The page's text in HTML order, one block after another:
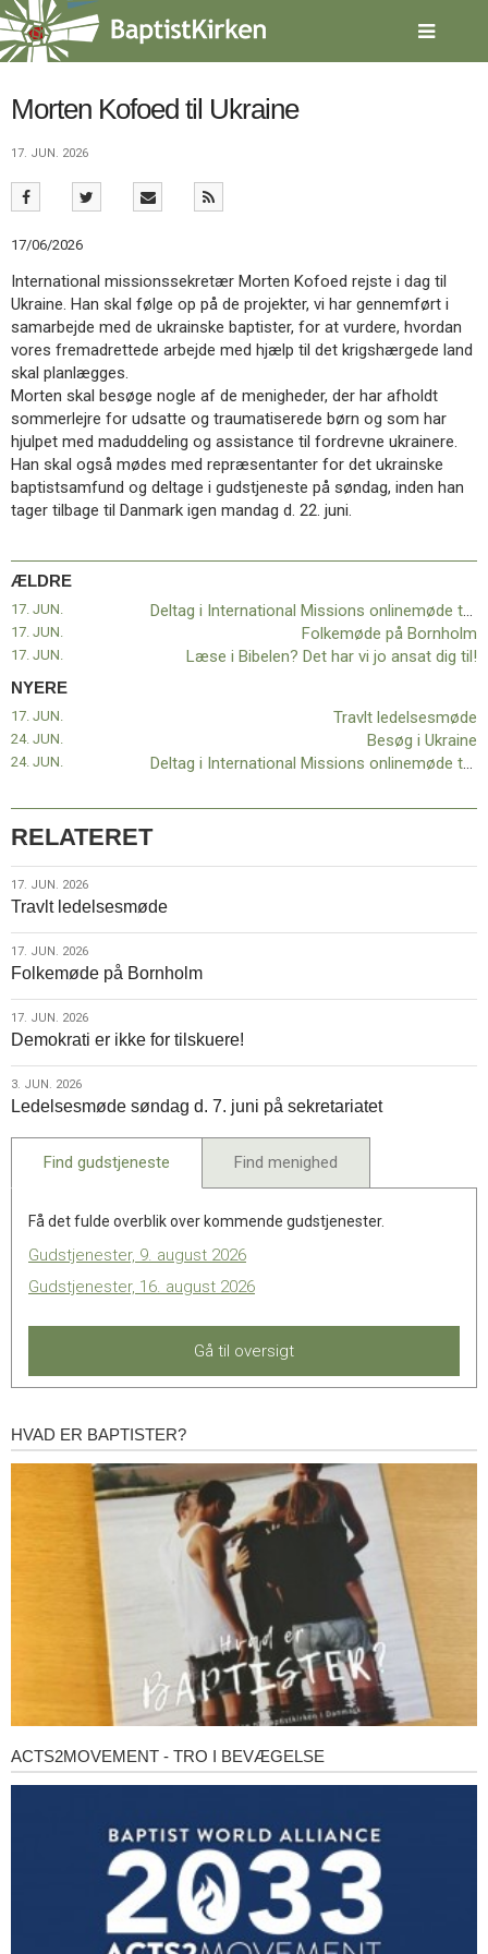
Spring
menu
over
gå
indholdVend
forsiden
1.0:
Forside
3.0:
Kalender
4.0:
Inspiration
5.0:
Værktøjskassen
6.0:
Mission
7.0:
Om
BaptistKirken
8.0:
Kontakt
9.0:Forside
10.0:
Nyheder
11.0:
Kalender
Inspiration
Mission
15.0:
Om
BaptistKirken
16.0:
Kontakt
indlæg:
Travlt
ledelsesmøde
indlæg:
International
torsdag
25.
kl.
16-
Morten Kofoed til Ukraine
17. JUN. 2026
17/06/2026
International missionssekretær Morten Kofoed rejste i dag til
Ukraine. Han skal følge op på de projekter, vi har gennemført i
samarbejde med de ukrainske baptister, for at vurdere, hvordan
vores fremadrettede arbejde med hjælp til det krigshærgede land
skal planlægges.
Morten skal besøge nogle af de menigheder, der har afholdt
sommerlejre for udsatte og traumatiserede børn og som har
hjulpet med maduddeling og assistance til fordrevne ukrainere.
Han skal også mødes med repræsentanter for det ukrainske
baptistsamfund og deltage i gudstjeneste på søndag, inden han
tager tilbage til Danmark igen mandag d. 22. juni.
ÆLDRE
17. JUN. Deltag i International Missions onlinemøde torsdag 25. juni kl. 16-17
17. JUN. Folkemøde på Bornholm
17. JUN. Læse i Bibelen? Det har vi jo ansat dig til!
NYERE
Travlt ledelsesmøde
17. JUN.
Besøg i Ukraine
24. JUN.
Deltag i International Missions onlinemøde torsdag 25. juni kl. 16-17
24. JUN.
RELATERET
17.
jun.
2026
17. JUN. 2026
Travlt ledelsesmøde
17.
jun.
2026
17. JUN. 2026
Folkemøde på Bornholm
17.
jun.
2026
17. JUN. 2026
Demokrati er ikke for tilskuere!
3.
jun.
2026
3. JUN. 2026
Ledelsesmøde søndag d. 7. juni på sekretariatet
Find gudstjeneste Find menighed
Få det fulde overblik over kommende gudstjenester.
Gudstjenester, 9. august 2026
Gudstjenester, 16. august 2026
Gå til oversigt
Hvad
HVAD ER BAPTISTER?
Acts2Movement
ACTS2MOVEMENT - TRO I BEVÆGELSE